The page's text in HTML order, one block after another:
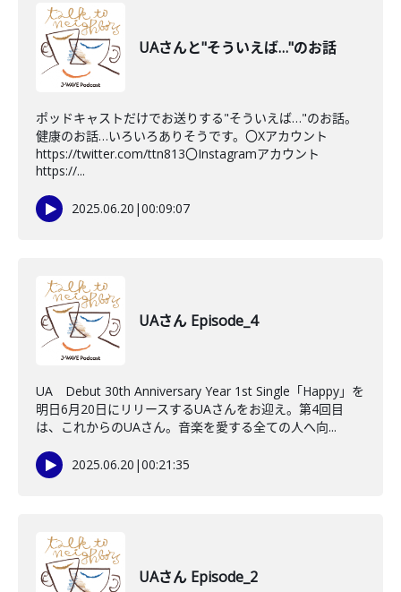
UAさんと"そういえば…"のお話
ポッドキャストだけでお送りする"そういえば…"のお話。
健康のお話…いろいろありそうです。〇Xアカウント
https://twitter.com/ttn813〇Instagramアカウント
https://...
2025.06.20 |00:09:07
UAさん Episode_4
UA Debut 30th Anniversary Year 1st Single「Happy」を
明日6月20日にリリースするUAさんをお迎え。第4回目
は、これからのUAさん。音楽を愛する全ての人へ向...
2025.06.20 |00:21:35
UAさん Episode_2